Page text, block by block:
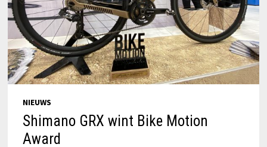
NIEUWS
Shimano GRX wint Bike Motion
Award